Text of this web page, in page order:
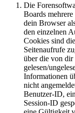
Die
Boards
dein Browser
den einzelnen
Cookies sind
Seitenaufrufe
über die von dir
gelesen/
Informationen
nicht
Benutzer-ID,
Session-ID